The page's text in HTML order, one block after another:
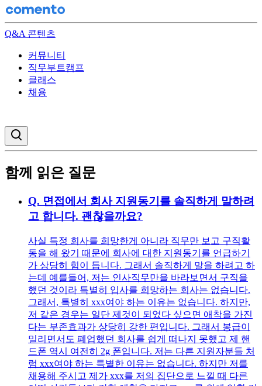
Q&A 콘텐츠
커뮤니티
직무부트캠프
클래스
채용
함께 읽은 질문
Q. 면접에서 회사 지원동기를 솔직하게 말하려
고 합니다. 괜찮을까요?
사실 특정 회사를 희망한게 아니라 직무만 보고 구직활
동을 해 왔기 때문에 회사에 대한 지원동기를 언급하기
가 상당히 힘이 듭니다. 그래서 솔직하게 말을 하려고 하
는데 예를들어, 저는 인사직무만을 바라보면서 구직을
했던 것이라 특별히 입사를 희망하는 회사는 없습니다.
그래서, 특별히 xxx여야 하는 이유는 없습니다. 하지만,
저 같은 경우는 일단 제것이 되었다 싶으면 애착을 가진
다는 부존효과가 상당히 강한 편입니다. 그래서 봉급이
밀리면서도 폐업했던 회사를 쉽게 떠나지 못했고 제 핸
드폰 역시 여전히 2g 폰입니다. 저는 다른 지원자분들 처
럼 xxx여야 하는 특별한 이유는 없습니다. 하지만 저를
채용해 주시고 제가 xxx를 저의 집단으로 느낄 때 다른